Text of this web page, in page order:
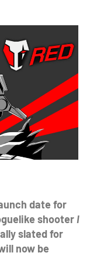
date for
shooter I
slated for
now be